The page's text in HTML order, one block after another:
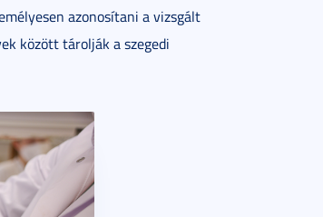
azonosítani a vizsgált
között tárolják a szegedi